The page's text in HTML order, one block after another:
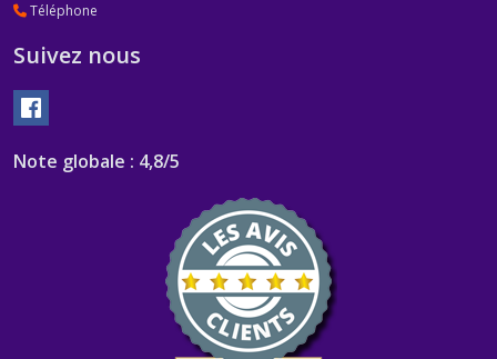
Téléphone
Suivez nous
Note globale : 4,8/5